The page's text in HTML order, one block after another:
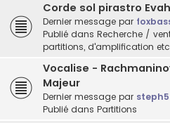
Corde sol pirastro
Dernier message par
Publié dans Recherche /
partitions, d'amplification
Vocalise -
Majeur
Dernier message par
Publié dans Partitions